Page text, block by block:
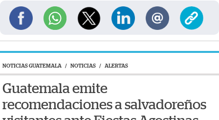
NOTICIAS GUATEMALA / NOTICIAS / ALERTAS
Guatemala emite
recomendaciones a salvadoreños